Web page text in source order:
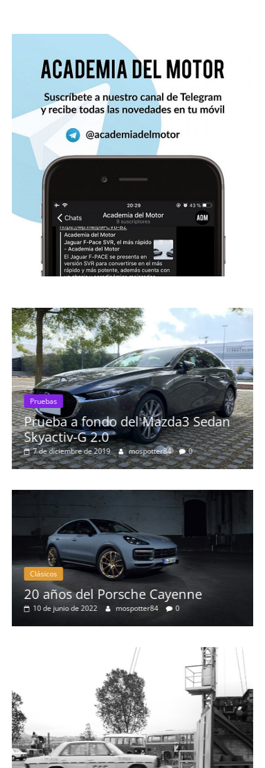
Pruebas
Prueba a fondo del Mazda3 Sedan
Skyactiv-G 2.0
7 de diciembre de 2019 mospotter84 0
Clásicos
20 años del Porsche Cayenne
10 de junio de 2022 mospotter84 0